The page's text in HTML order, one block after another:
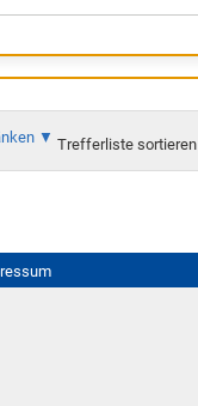
Trefferliste sortieren